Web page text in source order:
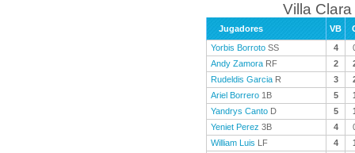
Villa
Jugadores VB
Yorbis Borroto SS 4
Andy Zamora RF 2
Rudeldis Garcia R 3
Ariel Borrero 1B 5
Yandrys Canto D 5
Yeniet Perez 3B 4
William Luis LF 4